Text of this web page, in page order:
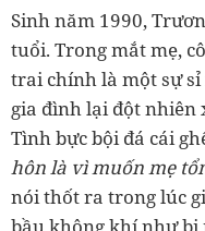
Sinh năm 1990,
tuổi. Trong mắt mẹ,
trai chính là một sự
gia đình lại đột
Tình bực bội đá cái
hôn là vì muốn mẹ
nói thốt ra trong lúc
bầu không khí như bị